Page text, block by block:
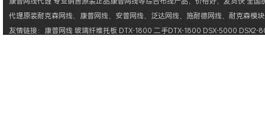
代理原装耐克森网线、 康普网线、 安普网线、 泛达网线、 施耐德网线、 耐克森模块
友情链接： 康普网线玻璃纤维托板 DTX-1800 二手DTX-1800 DSX-5000 DSX2-